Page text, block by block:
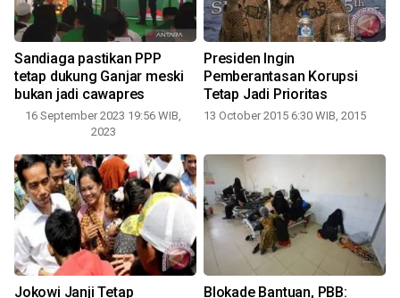
Sandiaga pastikan PPP
tetap dukung Ganjar meski
bukan jadi cawapres
16 September 2023 19:56 WIB,
2023
Presiden Ingin
Pemberantasan Korupsi
Tetap Jadi Prioritas
13 October 2015 6:30 WIB, 2015
Jokowi Janji Tetap Blokade Bantuan, PBB: